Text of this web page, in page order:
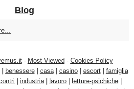
Blog
- Most Viewed - Cookies Policy
| benessere| casa| casino| escort| famiglia
industria| lavoro letture-psichiche